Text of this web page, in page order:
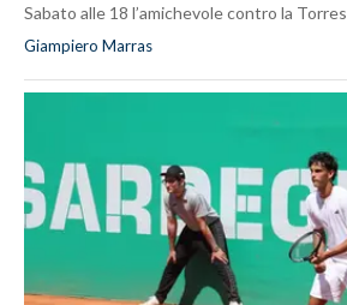
Sabato alle 18 l’amichevole contro la Torres
Giampiero Marras